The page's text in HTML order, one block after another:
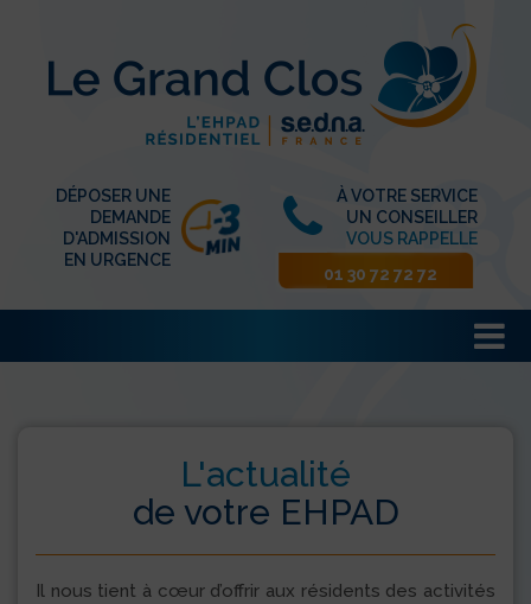
DÉPOSER UNE
DEMANDE
D'ADMISSION
EN URGENCE
À VOTRE SERVICE
UN CONSEILLER
VOUS RAPPELLE
01 30 72 72 72
L'actualité
de votre EHPAD
Il nous tient à cœur d’offrir aux résidents des activités